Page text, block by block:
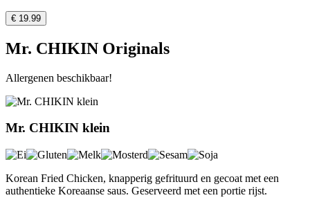
€ 19.99
Mr. CHIKIN Originals
Allergenen beschikbaar!
Mr. CHIKIN klein
Korean Fried Chicken, knapperig gefrituurd en gecoat met een
authentieke Koreaanse saus. Geserveerd met een portie rijst.